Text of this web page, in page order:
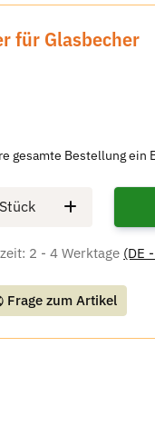
für Glasbecher
gesamte Bestellung ein
Stück
2 - 4 Werktage (DE
Frage zum Artikel